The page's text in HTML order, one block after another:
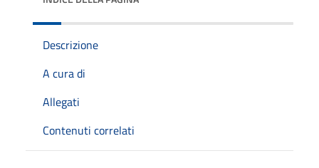
Descrizione
A cura di
Allegati
Contenuti correlati